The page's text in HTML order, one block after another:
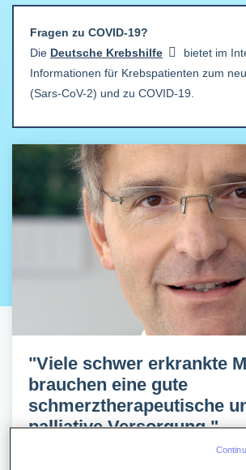
Fragen zu COVID-19?
Die Deutsche Krebshilfe
bietet im
Informationen für Krebspatienten zum
(Sars-CoV-2) und zu COVID-19.
"Viele schwer erkrankte
brauchen eine gute
schmerztherapeutische
palliative Versorgung."
Dr. med. Uwe Junker ist Chefarzt am